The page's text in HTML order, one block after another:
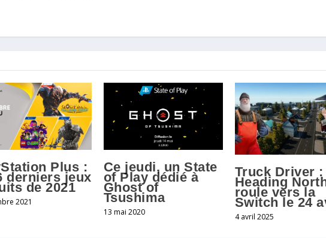
Plus :
derniers jeux
de 2021
2021
Ce jeudi, un State
of Play dédié à
Ghost of
Tsushima
13 mai 2020
Truck Driver :
Heading
roule vers la
Switch le 24
4 avril 2025